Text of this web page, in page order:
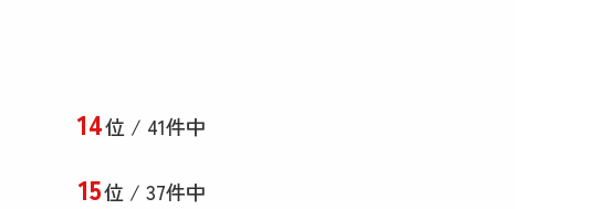
14位 / 41件中
15位 / 37件中